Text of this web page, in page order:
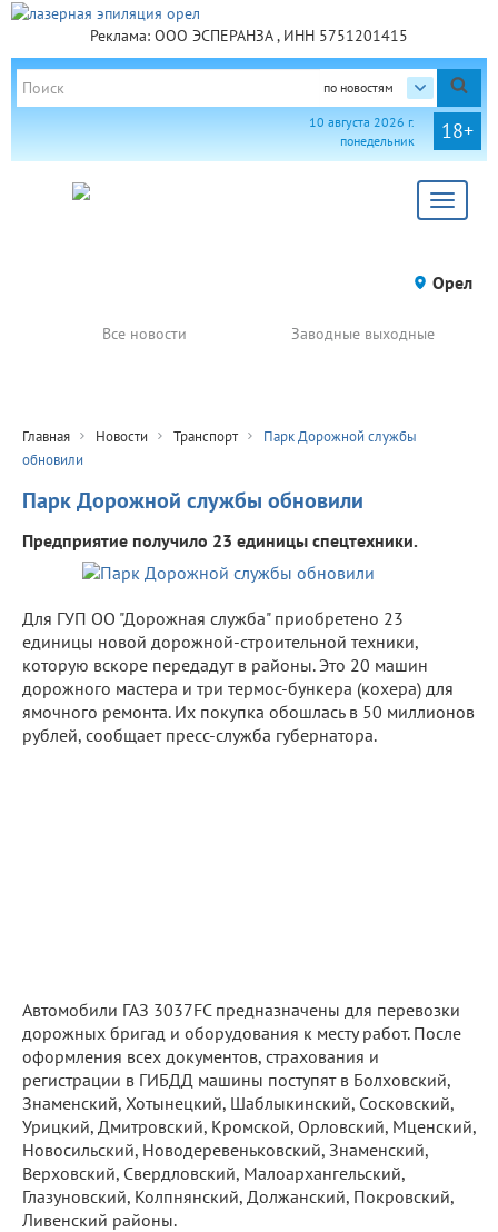
Реклама: ООО ЭСПЕРАНЗА , ИНН 5751201415
по новостям
18+
10 августа 2026 г.
понедельник
Toggle
Орел
Все новости Заводные выходные
Главная Новости Транспорт
Парк Дорожной службы
обновили
Парк Дорожной службы обновили
Предприятие получило 23 единицы спецтехники.
Для ГУП ОО "Дорожная служба" приобретено 23
единицы новой дорожной-строительной техники,
которую вскоре передадут в районы. Это 20 машин
дорожного мастера и три термос-бункера (кохера) для
ямочного ремонта. Их покупка обошлась в 50 миллионов
рублей, сообщает пресс-служба губернатора.
Автомобили ГАЗ 3037FC предназначены для перевозки
дорожных бригад и оборудования к месту работ. После
оформления всех документов, страхования и
регистрации в ГИБДД машины поступят в Болховский,
Знаменский, Хотынецкий, Шаблыкинский, Сосковский,
Урицкий, Дмитровский, Кромской, Орловский, Мценский,
Новосильский, Новодеревеньковский, Знаменский,
Верховский, Свердловский, Малоархангельский,
Глазуновский, Колпнянский, Должанский, Покровский,
Ливенский районы.